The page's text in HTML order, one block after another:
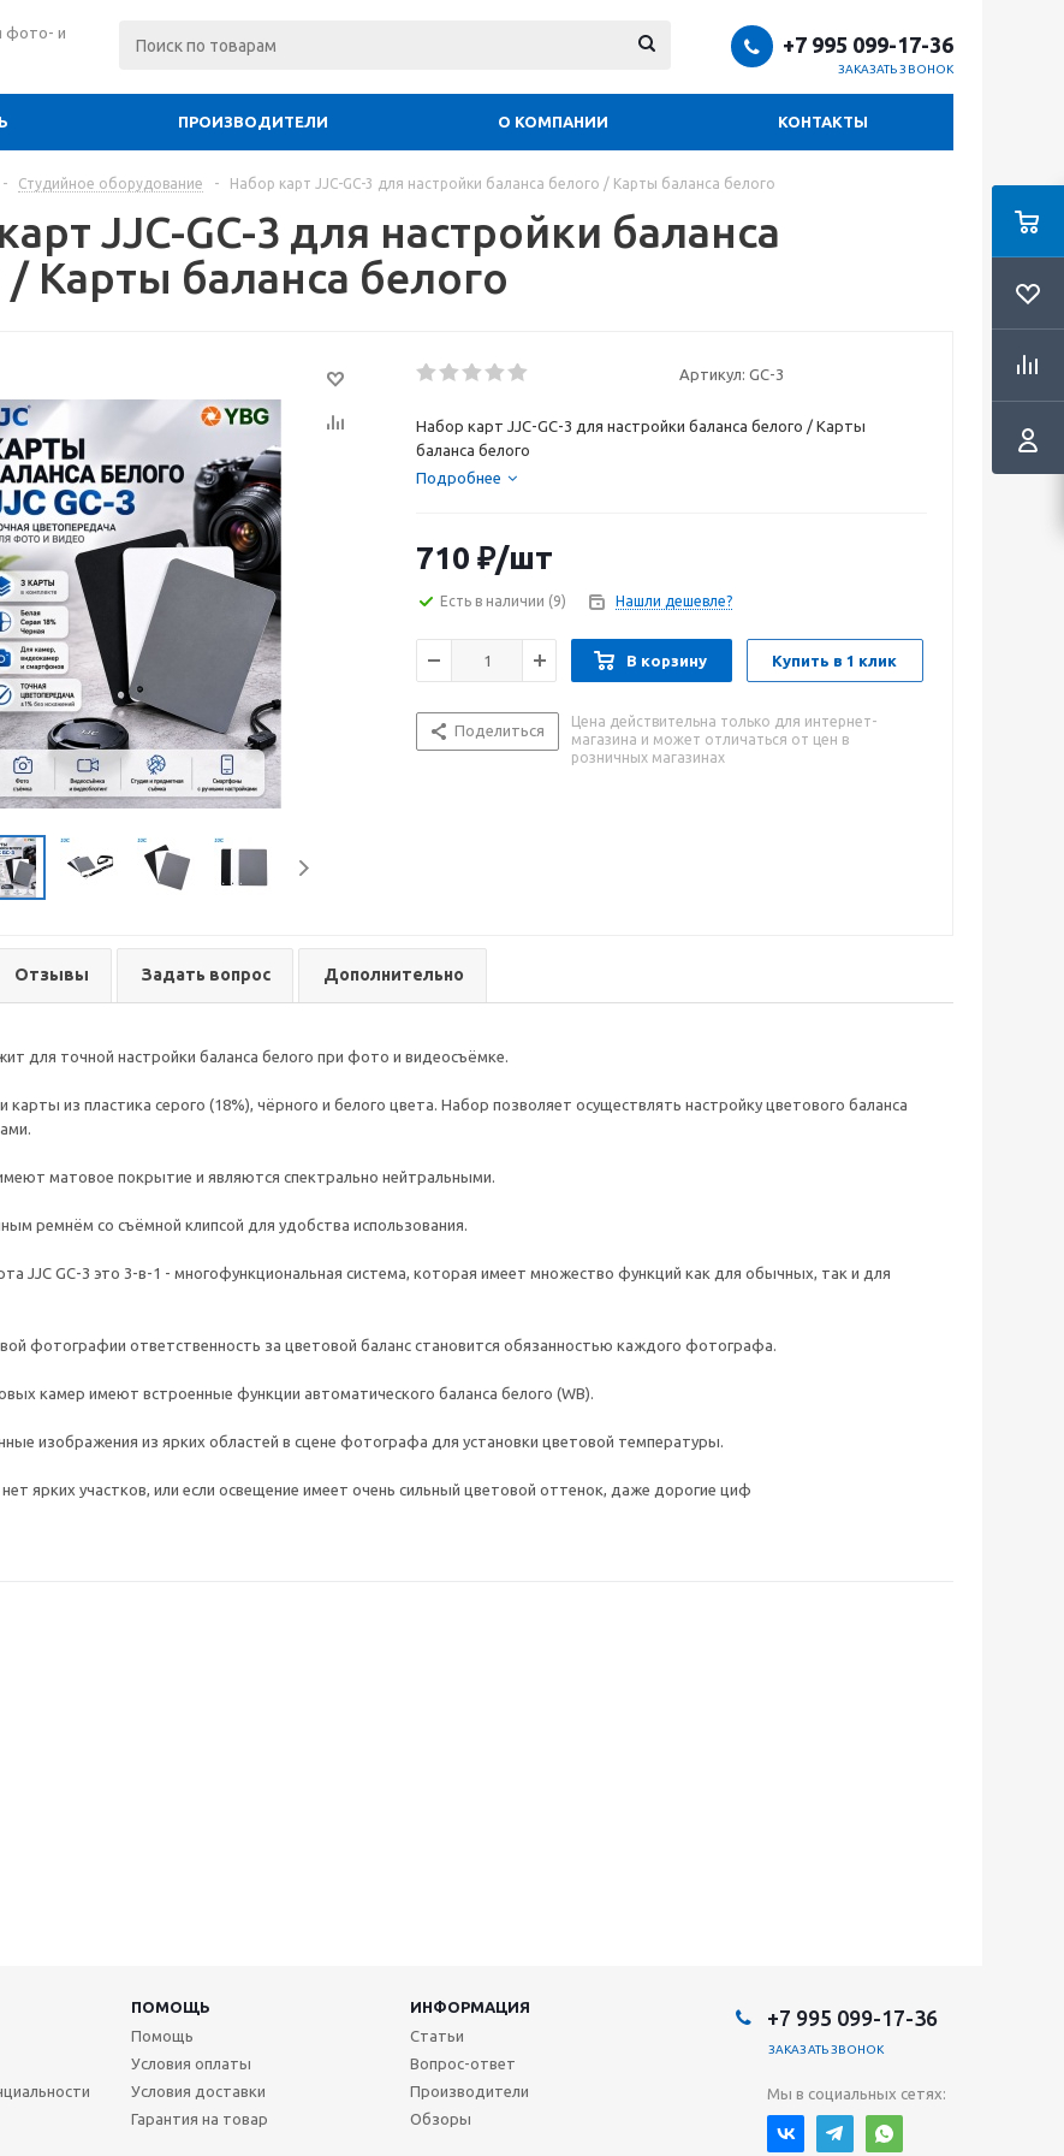
фото- и
+7 995 099-17-36
ЗАКАЗАТЬ ЗВОНОК
ПРОИЗВОДИТЕЛИ О КОМПАНИИ КОНТАКТЫ
- Студийное оборудование - Набор карт JJC-GC-3 для настройки баланса белого / Карты баланса белого
JJC-GC-3 для настройки баланса
/ Карты баланса белого
Артикул: GC-3
Набор карт JJC-GC-3 для настройки баланса белого / Карты
баланса белого
Подробнее
710 ₽/шт
Есть в наличии (9) Нашли дешевле?
В корзину Купить в 1 клик
Поделиться
Цена действительна только для интернет-
магазина и может отличаться от цен в
розничных магазинах
Отзывы Задать вопрос Дополнительно
для точной настройки баланса белого при фото и видеосъёмке.
из пластика серого (18%), чёрного и белого цвета. Набор позволяет осуществлять настройку цветового баланса
матовое покрытие и являются спектрально нейтральными.
ремнём со съёмной клипсой для удобства использования.
JJC GC-3 это 3-в-1 - многофункциональная система, которая имеет множество функций как для обычных, так и для
фотографии ответственность за цветовой баланс становится обязанностью каждого фотографа.
камер имеют встроенные функции автоматического баланса белого (WB).
изображения из ярких областей в сцене фотографа для установки цветовой температуры.
ярких участков, или если освещение имеет очень сильный цветовой оттенок, даже дорогие циф
ПОМОЩЬ
ИНФОРМАЦИЯ
Помощь
Условия оплаты
Условия доставки
Гарантия на товар
Статьи
Вопрос-ответ
Производители
Обзоры
+7 995 099-17-36
ЗАКАЗАТЬ ЗВОНОК
Мы в социальных сетях: